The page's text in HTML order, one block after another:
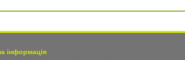
інформація